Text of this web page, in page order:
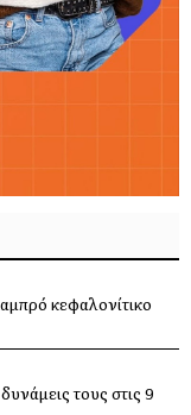
κεφαλονίτικο
τους στις 9